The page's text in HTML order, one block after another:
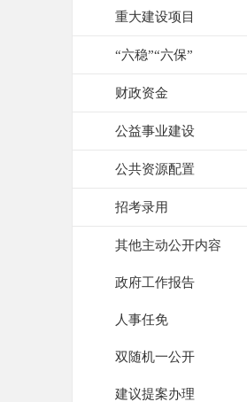
重大建设项目
“六稳”“六保”
财政资金
公益事业建设
公共资源配置
招考录用
其他主动公开内容
政府工作报告
人事任免
双随机一公开
建议提案办理